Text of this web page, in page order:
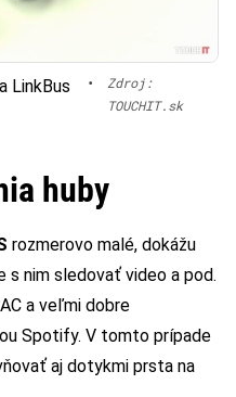
LinkBus
•
Zdroj:
TOUCHIT.sk
huby
rozmerovo malé, dokážu
s nim sledovať video a pod.
a veľmi dobre
Spotify. V tomto prípade
aj dotykmi prsta na